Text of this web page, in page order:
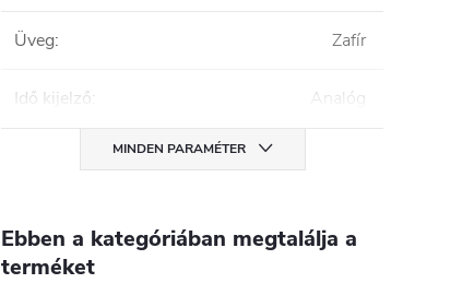
Üveg: Zafír
Idő kijelző: Analóg
MINDEN PARAMÉTER
Ebben a kategóriában megtalálja a
terméket